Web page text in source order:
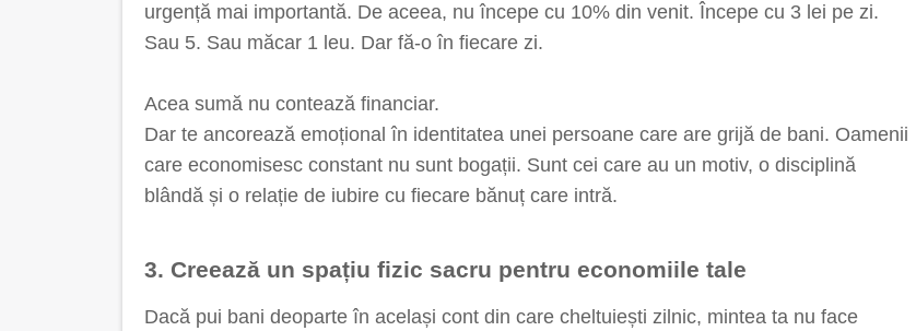
urgență mai importantă. De aceea, nu începe cu 10% din venit. Începe cu 3 lei pe zi.
Sau 5. Sau măcar 1 leu. Dar fă-o în fiecare zi.
Acea sumă nu contează financiar.
Dar te ancorează emoțional în identitatea unei persoane care are grijă de bani. Oamenii
care economisesc constant nu sunt bogații. Sunt cei care au un motiv, o disciplină
blândă și o relație de iubire cu fiecare bănuț care intră.
3. Creează un spațiu fizic sacru pentru economiile tale
Dacă pui bani deoparte în același cont din care cheltuiești zilnic, mintea ta nu face